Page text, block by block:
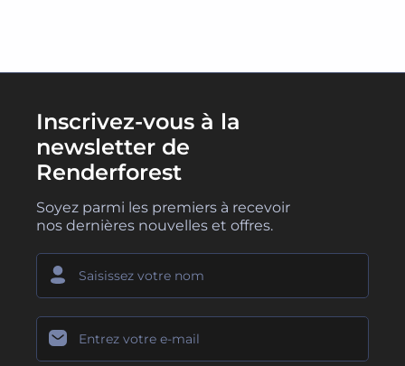
Inscrivez-vous à la
newsletter de
Renderforest
Soyez parmi les premiers à recevoir
nos dernières nouvelles et offres.